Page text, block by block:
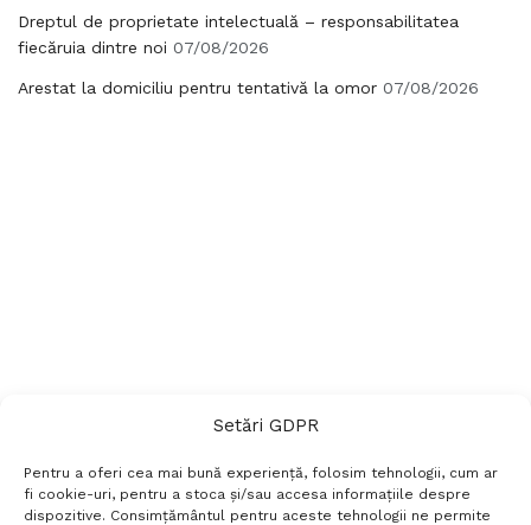
Setări GDPR
Pentru a oferi cea mai bună experiență, folosim tehnologii, cum ar
fi cookie-uri, pentru a stoca și/sau accesa informațiile despre
dispozitive. Consimțământul pentru aceste tehnologii ne permite
Dreptul de proprietate intelectuală – responsabilitatea
fiecăruia dintre noi 07/08/2026
Arestat la domiciliu pentru tentativă la omor 07/08/2026